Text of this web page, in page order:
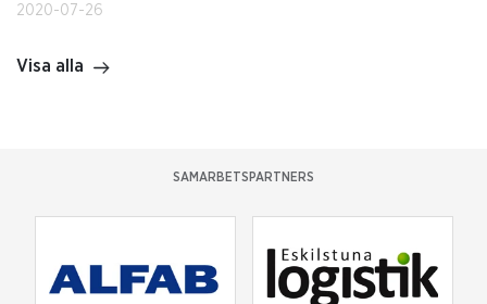
2020-07-26
Visa alla
SAMARBETSPARTNERS